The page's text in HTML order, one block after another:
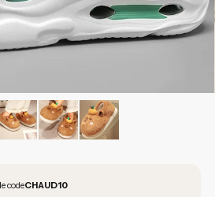
codeCHAUD10